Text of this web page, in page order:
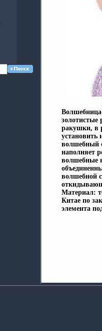
ракушки, в
установить
волшебный
наполняет
волшебные
волшебной
Материал:
Китае по
элемента